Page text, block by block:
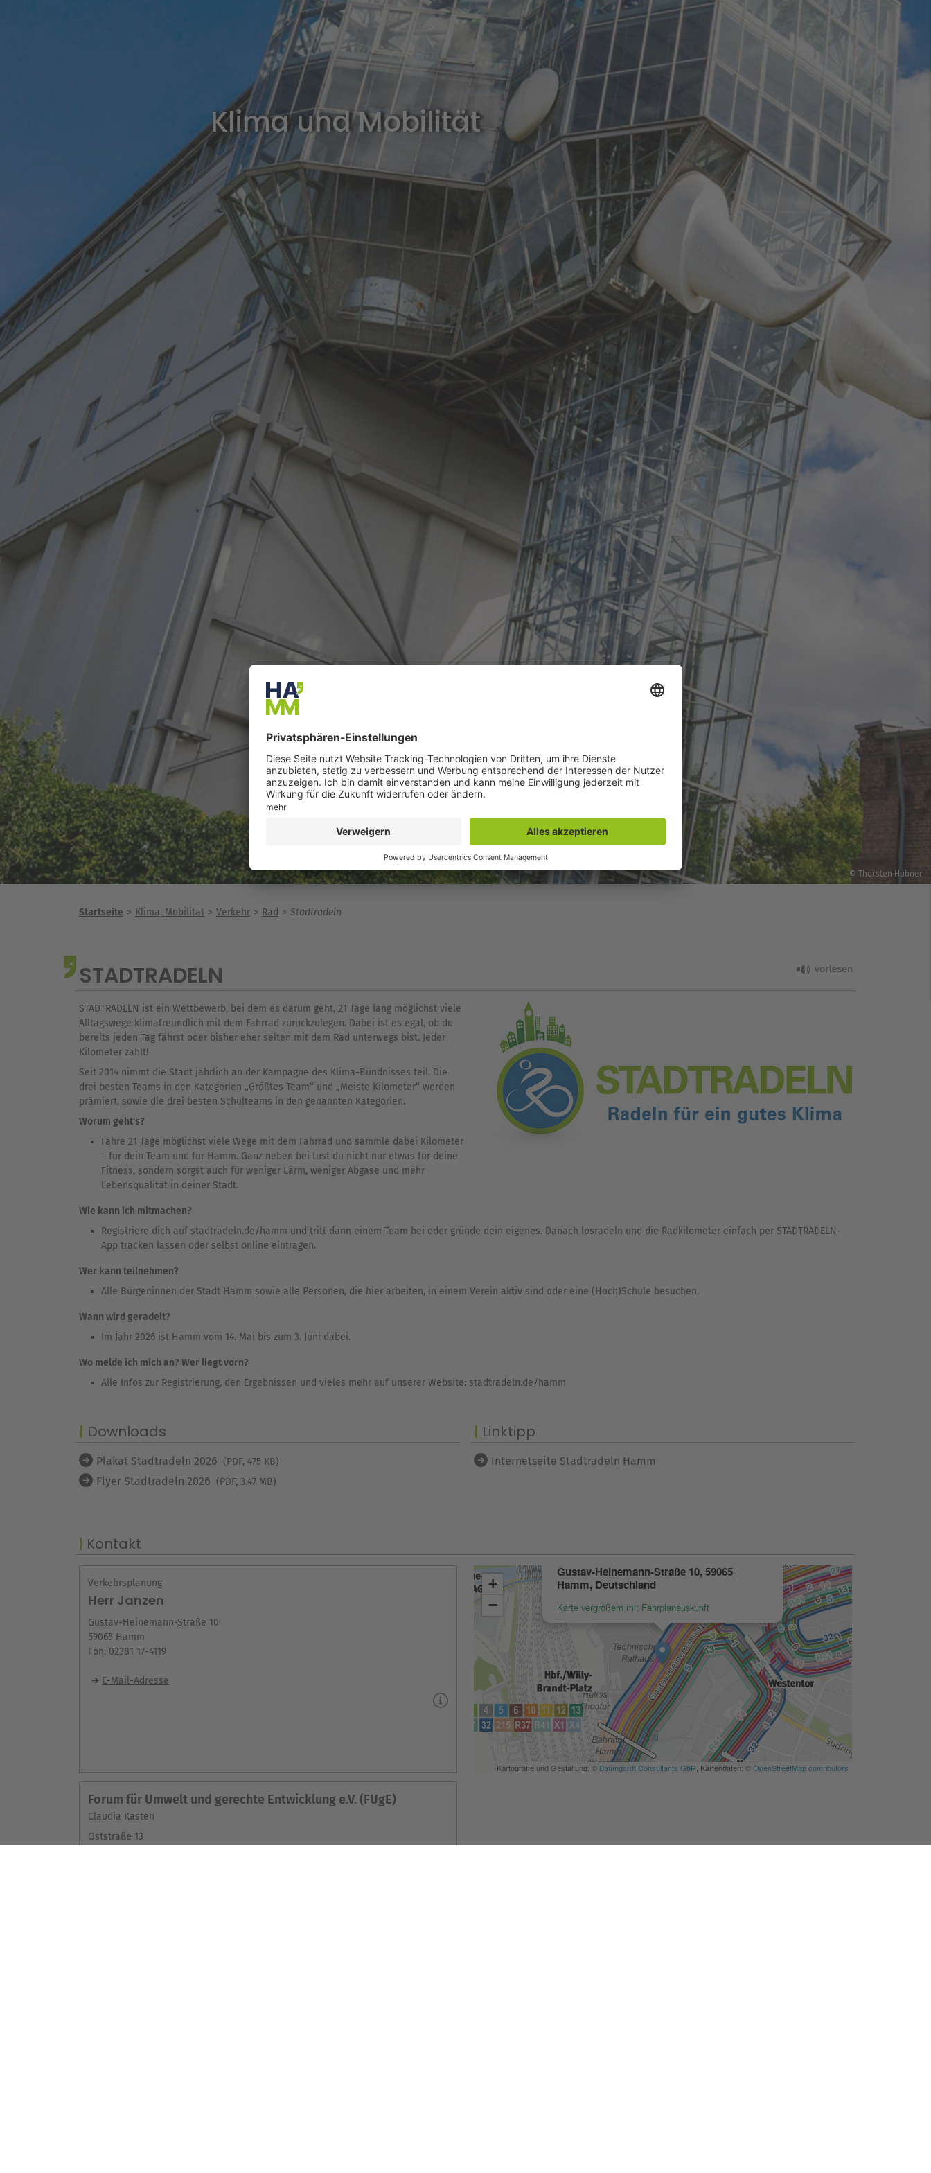
Klima und Mobilität
© Thorsten Hübner
Startseite Klima, Mobilität Verkehr Rad Stadtradeln
STADTRADELN
STADTRADELN ist ein Wettbewerb, bei dem es darum geht, 21 Tage lang möglichst viele
Alltagswege klimafreundlich mit dem Fahrrad zurückzulegen. Dabei ist es egal, ob du
bereits jeden Tag fährst oder bisher eher selten mit dem Rad unterwegs bist. Jeder
Kilometer zählt!
Seit 2014 nimmt die Stadt jährlich an der Kampagne des Klima-Bündnisses teil. Die
drei besten Teams in den Kategorien „Größtes Team“ und „Meiste Kilometer“ werden
prämiert, sowie die drei besten Schulteams in den genannten Kategorien.
Worum geht's?
Fahre 21 Tage möglichst viele Wege mit dem Fahrrad und sammle dabei Kilometer
– für dein Team und für Hamm. Ganz neben bei tust du nicht nur etwas für deine
Fitness, sondern sorgst auch für weniger Lärm, weniger Abgase und mehr
Lebensqualität in deiner Stadt.
Wie kann ich mitmachen?
Registriere dich auf stadtradeln.de/hamm und tritt dann einem Team bei oder gründe dein eigenes. Danach losradeln und die Radkilometer einfach per STADTRADELN-
App tracken lassen oder selbst online eintragen.
Wer kann teilnehmen?
Alle Bürger:innen der Stadt Hamm sowie alle Personen, die hier arbeiten, in einem Verein aktiv sind oder eine (Hoch)Schule besuchen.
Wann wird geradelt?
Im Jahr 2026 ist Hamm vom 14. Mai bis zum 3. Juni dabei.
Wo melde ich mich an? Wer liegt vorn?
Alle Infos zur Registrierung, den Ergebnissen und vieles mehr auf unserer Website: stadtradeln.de/hamm
Downloads
Plakat Stadtradeln 2026 (PDF, 475 KB)
Flyer Stadtradeln 2026 (PDF, 3.47 MB)
Linktipp
Internetseite Stadtradeln Hamm
Kontakt
Verkehrsplanung
Herr Janzen
Gustav-Heinemann-Straße 10
59065 Hamm
Fon: 02381 17-4119
E-Mail-Adresse
Forum für Umwelt und gerechte Entwicklung e.V. (FUgE)
Claudia Kasten
Oststraße 13